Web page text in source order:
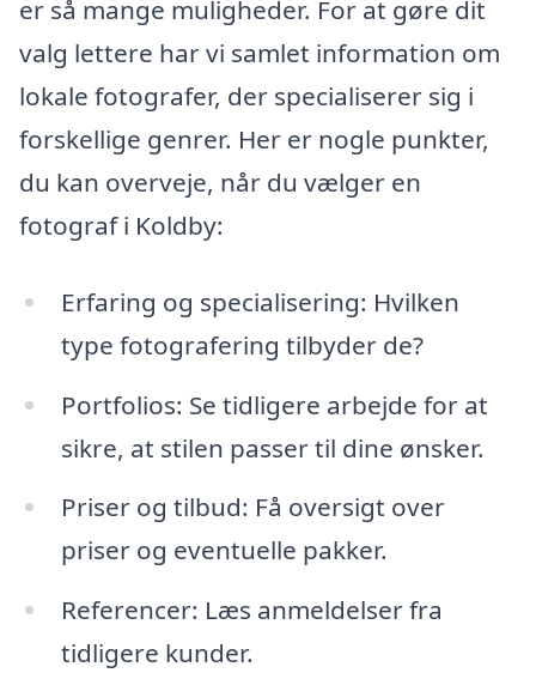
er så mange muligheder. For at gøre dit
valg lettere har vi samlet information om
lokale fotografer, der specialiserer sig i
forskellige genrer. Her er nogle punkter,
du kan overveje, når du vælger en
fotograf i Koldby:
Erfaring og specialisering: Hvilken
type fotografering tilbyder de?
Portfolios: Se tidligere arbejde for at
sikre, at stilen passer til dine ønsker.
Priser og tilbud: Få oversigt over
priser og eventuelle pakker.
Referencer: Læs anmeldelser fra
tidligere kunder.